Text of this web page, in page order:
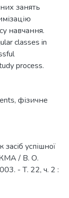
занять
навчання.
classes in
process.
, фізичне
успішної
/ В. О.
- Т. 22, ч. 2 :